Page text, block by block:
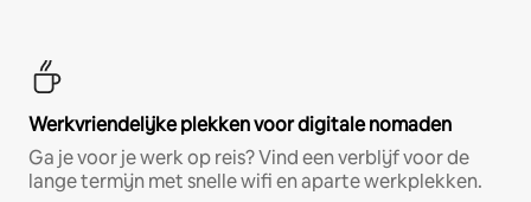
Werkvriendelijke plekken voor digitale nomaden
Ga je voor je werk op reis? Vind een verblijf voor de
lange termijn met snelle wifi en aparte werkplekken.